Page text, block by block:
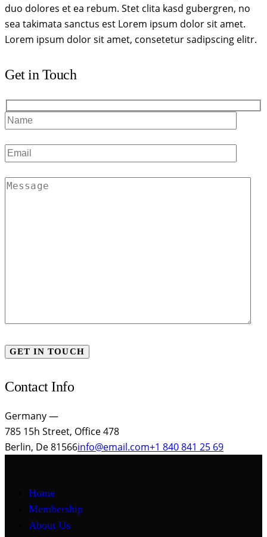
duo dolores et ea rebum. Stet clita kasd gubergren, no
sea takimata sanctus est Lorem ipsum dolor sit amet.
Lorem ipsum dolor sit amet, consetetur sadipscing elitr.
Get in Touch
Contact Info
Germany —
785 15h Street, Office 478
Berlin, De 81566info@email.com+1 840 841 25 69
Home
Membership
About Us